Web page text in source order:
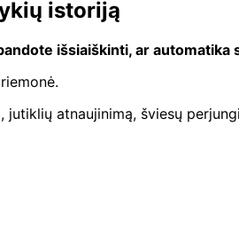
istoriją
išsiaiškinti, ar
atnaujinimą, šviesų